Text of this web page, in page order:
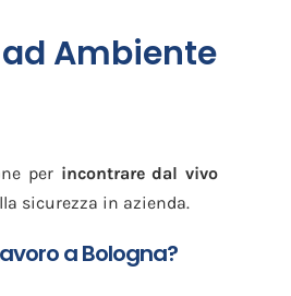
ad Ambiente
per incontrare dal vivo
sicurezza in azienda.
a Bologna?